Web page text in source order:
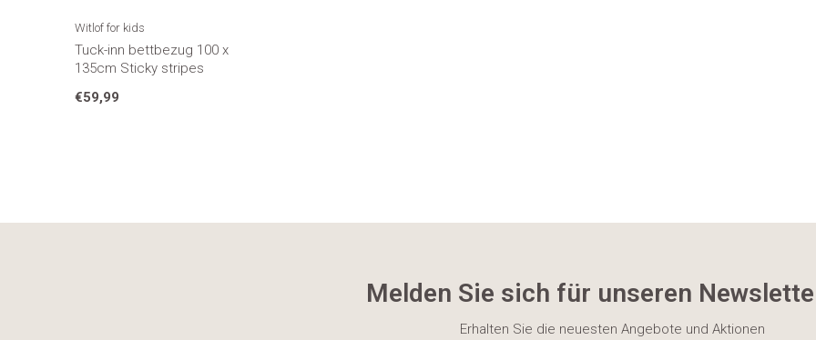
Witlof for kids
Tuck-inn bettbezug 100 x
135cm Sticky stripes
€59,99
Melden Sie sich für unseren
Erhalten Sie die neuesten Angebote und Aktionen